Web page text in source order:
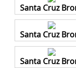
Santa Cruz
Santa Cruz
Santa Cruz